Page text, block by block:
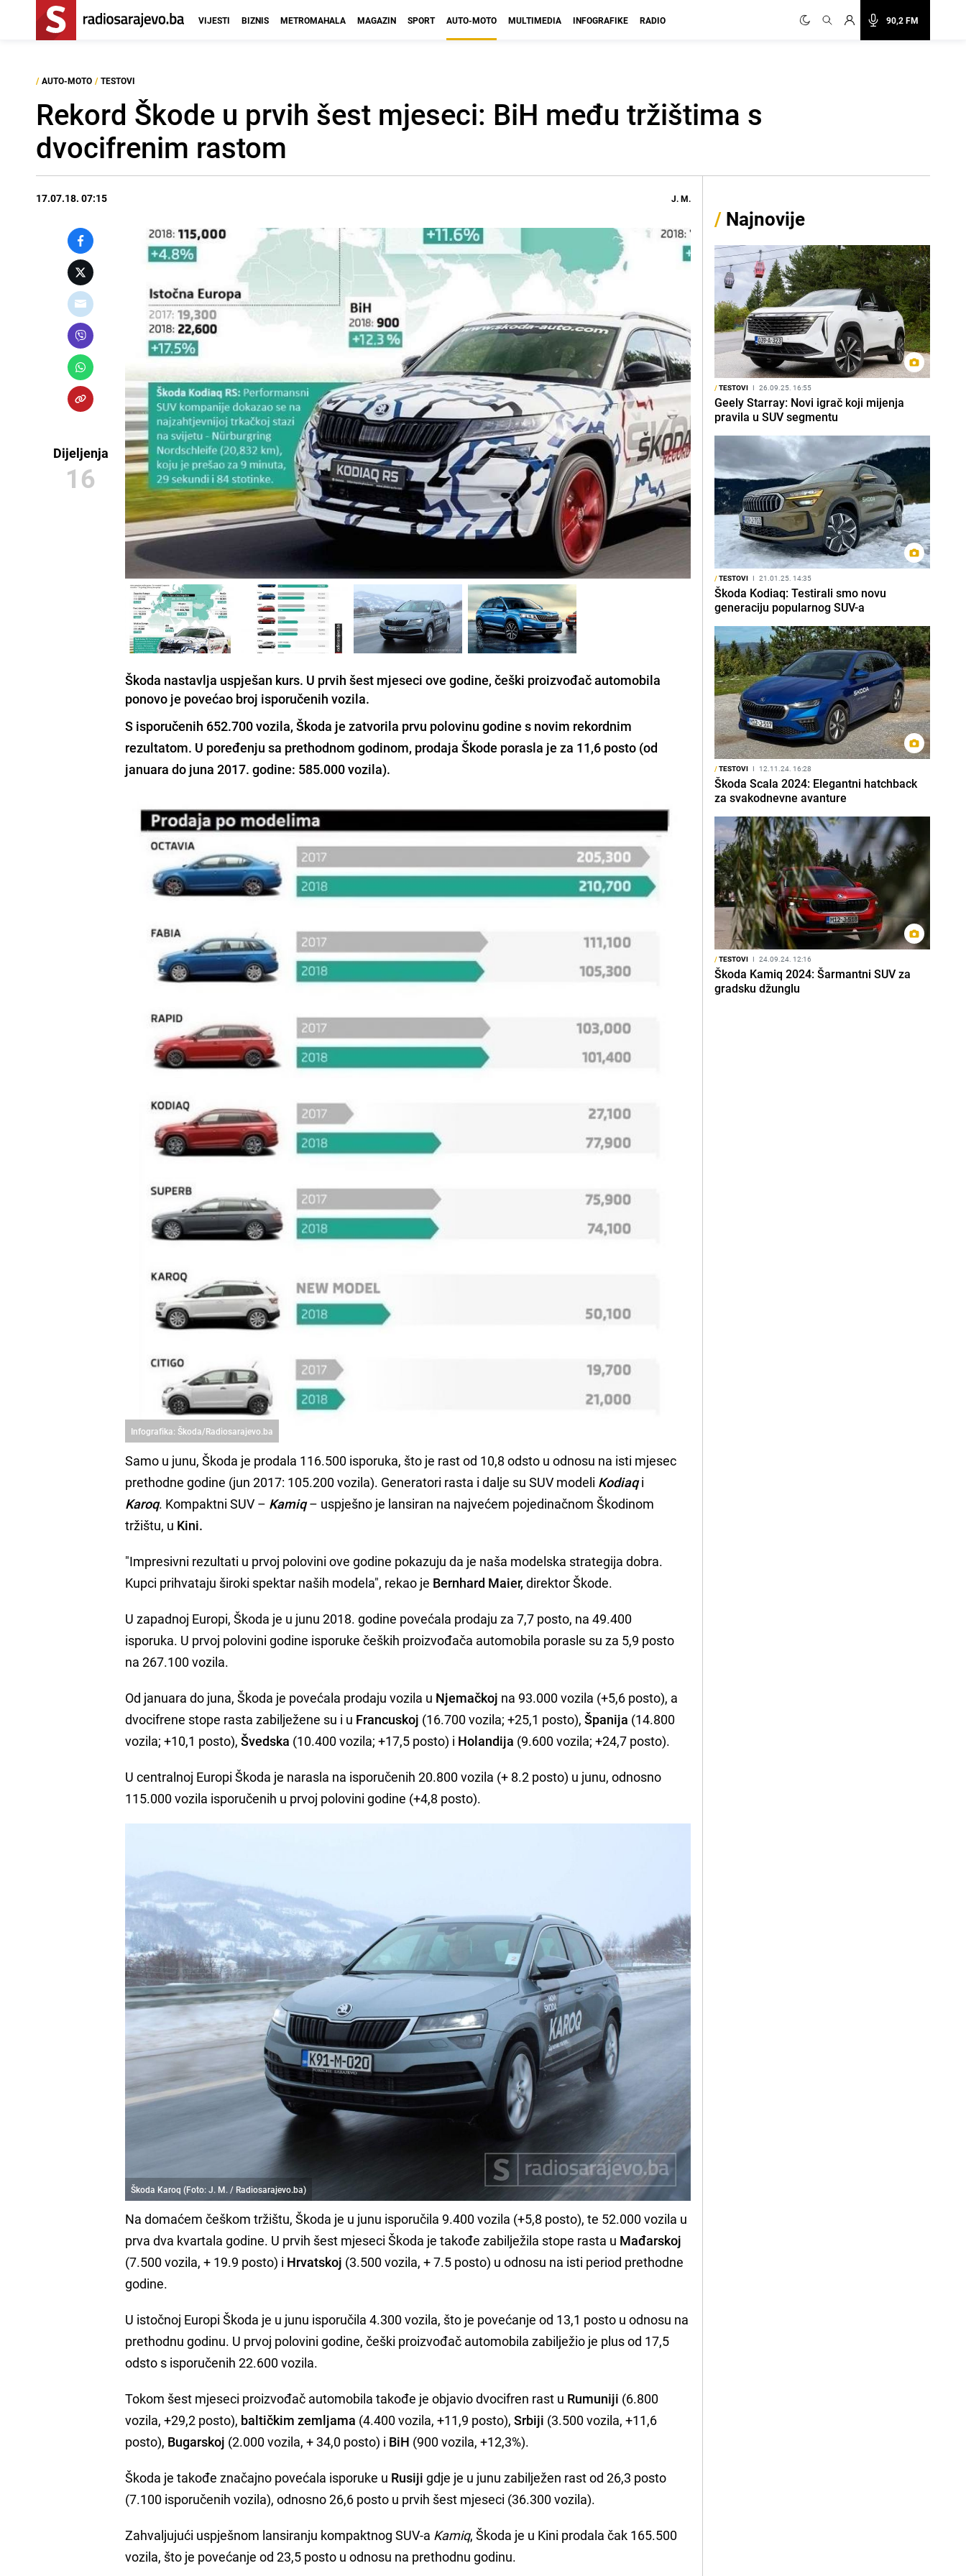
90,2 FM
VIJESTI BIZNIS METROMAHALA MAGAZIN SPORT AUTO-MOTO MULTIMEDIA INFOGRAFIKE RADIO
/ AUTO-MOTO / TESTOVI
Rekord Škode u prvih šest mjeseci: BiH među tržištima s
dvocifrenim rastom
17.07.18. 07:15 J. M.
Dijeljenja
16
Škoda nastavlja uspješan kurs. U prvih šest mjeseci ove godine, češki proizvođač automobila
ponovo je povećao broj isporučenih vozila.
S isporučenih 652.700 vozila, Škoda je zatvorila prvu polovinu godine s novim rekordnim
rezultatom. U poređenju sa prethodnom godinom, prodaja Škode porasla je za 11,6 posto (od
januara do juna 2017. godine: 585.000 vozila).
Infografika: Škoda/Radiosarajevo.ba
Samo u junu, Škoda je prodala 116.500 isporuka, što je rast od 10,8 odsto u odnosu na isti mjesec
prethodne godine (jun 2017: 105.200 vozila). Generatori rasta i dalje su SUV modeli Kodiaqi
Karoq. Kompaktni SUV – Kamiq– uspješno je lansiran na najvećem pojedinačnom Škodinom
tržištu, u Kini.
"Impresivni rezultati u prvoj polovini ove godine pokazuju da je naša modelska strategija dobra.
Kupci prihvataju široki spektar naših modela", rekao je Bernhard Maier, direktor Škode.
U zapadnoj Europi, Škoda je u junu 2018. godine povećala prodaju za 7,7 posto, na 49.400
isporuka. U prvoj polovini godine isporuke čeških proizvođača automobila porasle su za 5,9 posto
na 267.100 vozila.
Od januara do juna, Škoda je povećala prodaju vozila u Njemačkoj na 93.000 vozila (+5,6 posto), a
dvocifrene stope rasta zabilježene su i u Francuskoj (16.700 vozila; +25,1 posto), Španija (14.800
vozila; +10,1 posto),Švedska (10.400 vozila; +17,5 posto) i Holandija (9.600 vozila; +24,7 posto).
U centralnoj Europi Škoda je narasla na isporučenih 20.800 vozila (+ 8.2 posto) u junu, odnosno
115.000 vozila isporučenih u prvoj polovini godine (+4,8 posto).
Škoda Karoq (Foto: J. M. / Radiosarajevo.ba)
Na domaćem češkom tržištu, Škoda je u junu isporučila 9.400 vozila (+5,8 posto), te 52.000 vozila u
prva dva kvartala godine. U prvih šest mjeseci Škoda je takođe zabilježila stope rasta u Mađarskoj
(7.500 vozila, + 19.9 posto) i Hrvatskoj (3.500 vozila, + 7.5 posto) u odnosu na isti period prethodne
godine.
U istočnoj Europi Škoda je u junu isporučila 4.300 vozila, što je povećanje od 13,1 posto u odnosu na
prethodnu godinu. U prvoj polovini godine, češki proizvođač automobila zabilježio je plus od 17,5
odsto s isporučenih 22.600 vozila.
Tokom šest mjeseci proizvođač automobila takođe je objavio dvocifren rast u Rumuniji (6.800
vozila, +29,2 posto), baltičkim zemljama (4.400 vozila, +11,9 posto),Srbiji (3.500 vozila, +11,6
posto), Bugarskoj (2.000 vozila, + 34,0 posto) i BiH (900 vozila, +12,3%).
Škoda je takođe značajno povećala isporuke u Rusiji gdje je u junu zabilježen rast od 26,3 posto
(7.100 isporučenih vozila), odnosno 26,6 posto u prvih šest mjeseci (36.300 vozila).
Zahvaljujući uspješnom lansiranju kompaktnog SUV-a Kamiq, Škoda je u Kini prodala čak 165.500
vozila, što je povećanje od 23,5 posto u odnosu na prethodnu godinu.
/ Najnovije
/TESTOVI I 26.09.25. 16:55
Geely Starray: Novi igrač koji mijenja
pravila u SUV segmentu
/TESTOVI I 21.01.25. 14:35
Škoda Kodiaq: Testirali smo novu
generaciju popularnog SUV-a
/TESTOVI I 12.11.24. 16:28
Škoda Scala 2024: Elegantni hatchback
za svakodnevne avanture
/TESTOVI I 24.09.24. 12:16
Škoda Kamiq 2024: Šarmantni SUV za
gradsku džunglu